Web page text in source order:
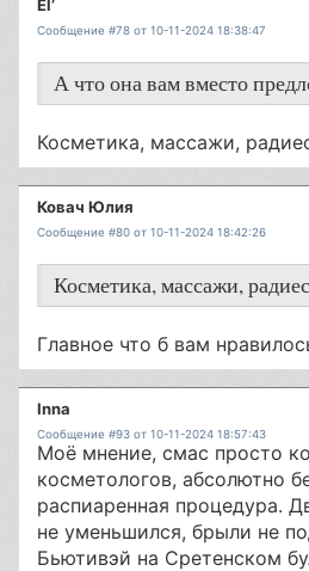
El’
Сообщение #78 от 10-11-2024 18:38:47
А что она вам вместо
Косметика, массажи,
Ковач Юлия
Сообщение #80 от 10-11-2024 18:42:26
Косметика, массажи,
Главное что б вам
Inna
Сообщение #93 от 10-11-2024 18:57:43
Моё мнение, смас просто
косметологов, абсолютно
распиаренная процедура.
не уменьшился, брыли не
Бьютивэй на Сретенском